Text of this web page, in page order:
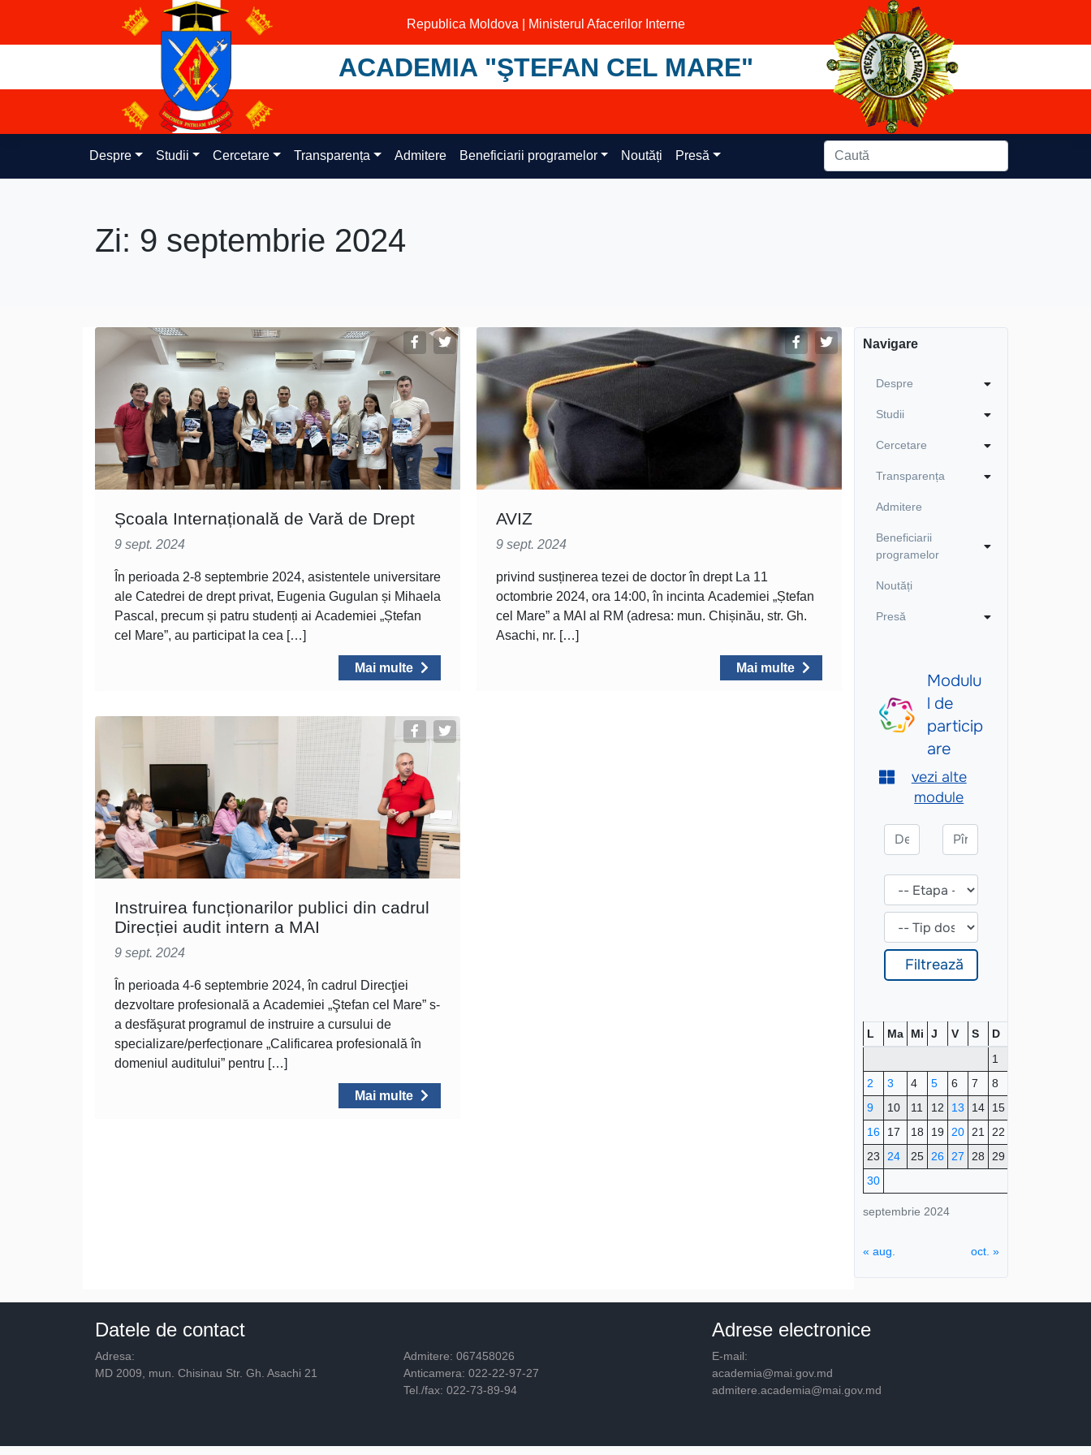
content
Republica Moldova | Ministerul Afacerilor Interne
ACADEMIA "ŞTEFAN CEL MARE"
Despre Studii Cercetare Transparența Admitere Beneficiarii programelor Noutăți Presă
Zi: 9 septembrie 2024
Școala Internațională de Vară de Drept
9 sept. 2024
În perioada 2-8 septembrie 2024, asistentele universitare
ale Catedrei de drept privat, Eugenia Gugulan și Mihaela
Pascal, precum și patru studenți ai Academiei „Ștefan
cel Mare”, au participat la cea […]
Mai multe
Instruirea funcționarilor publici din cadrul
Direcției audit intern a MAI
9 sept. 2024
În perioada 4-6 septembrie 2024, în cadrul Direcţiei
dezvoltare profesională a Academiei „Ştefan cel Mare” s-
a desfăşurat programul de instruire a cursului de
specializare/perfecționare „Calificarea profesională în
domeniul auditului” pentru […]
Mai multe
AVIZ
9 sept. 2024
privind susținerea tezei de doctor în drept La 11
octombrie 2024, ora 14:00, în incinta Academiei „Ștefan
cel Mare” a MAI al RM (adresa: mun. Chișinău, str. Gh.
Asachi, nr. […]
Mai multe
Navigare
Despre
Studii
Cercetare
Transparența
Admitere
Beneficiarii
programelor
Noutăți
Presă
septembrie 2024
L Ma Mi J V S
D
1
2
3 4 5 6 7
8
9
10 11 12 13 14
15
16
17 18 19 20 21
22
23
24 25 26 27 28
29
30
« aug. oct. »
Datele de contact
Adresa:
MD 2009, mun. Chisinau Str. Gh. Asachi 21
Admitere: 067458026
Anticamera: 022-22-97-27
Tel./fax: 022-73-89-94
Adrese electronice
E-mail:
academia@mai.gov.md
admitere.academia@mai.gov.md